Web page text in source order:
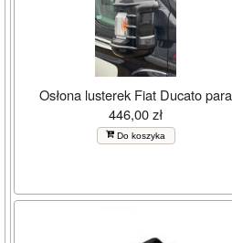
Osłona lusterek Fiat Ducato para
446,00 zł
Do koszyka